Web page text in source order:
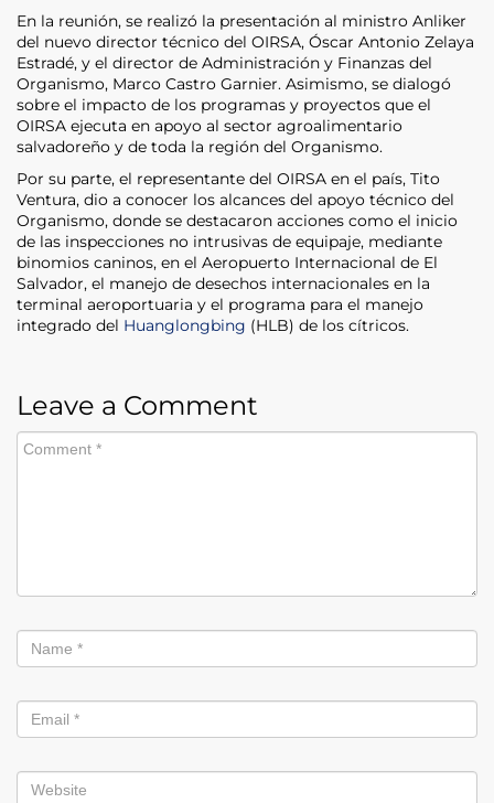
En la reunión, se realizó la presentación al ministro Anliker
del nuevo director técnico del OIRSA, Óscar Antonio Zelaya
Estradé, y el director de Administración y Finanzas del
Organismo, Marco Castro Garnier. Asimismo, se dialogó
sobre el impacto de los programas y proyectos que el
OIRSA ejecuta en apoyo al sector agroalimentario
salvadoreño y de toda la región del Organismo.
Por su parte, el representante del OIRSA en el país, Tito
Ventura, dio a conocer los alcances del apoyo técnico del
Organismo, donde se destacaron acciones como el inicio
de las inspecciones no intrusivas de equipaje, mediante
binomios caninos, en el Aeropuerto Internacional de El
Salvador, el manejo de desechos internacionales en la
terminal aeroportuaria y el programa para el manejo
integrado del Huanglongbing (HLB) de los cítricos.
Leave a Comment